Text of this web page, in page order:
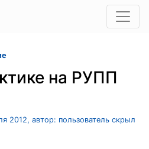
на РУПП
2012, автор: пользователь скрыл